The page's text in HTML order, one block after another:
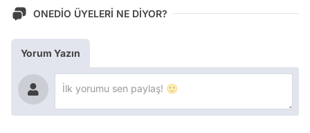
ONEDİO ÜYELERİ NE DİYOR?
Yorum Yazın